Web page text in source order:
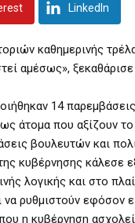
LinkedIn
καθημερινής
αμέσως»,
14
άτομα που αξίζουν
βουλευτών και
κυβέρνησης κάλεσε
λογικής και στο
ρυθμιστούν εφόσον
η κυβέρνηση